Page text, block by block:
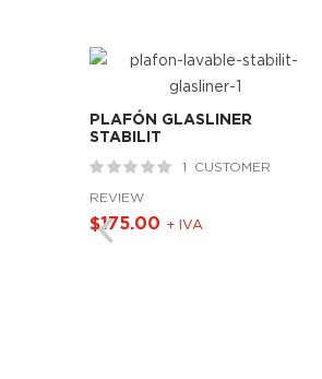
PLAFÓN GLASLINER
STABILIT
1 CUSTOMER
REVIEW
$175.00 + IVA